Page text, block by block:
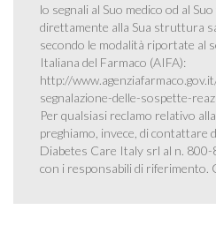
lo segnali al Suo medico od al
direttamente alla Sua struttura
secondo le modalità riportate al
Italiana del Farmaco (AIFA):
http://
segnalazione-delle-sospette-
Per qualsiasi reclamo relativo
preghiamo, invece, di contattare
Diabetes Care Italy srl al n.
con i responsabili di riferimento.